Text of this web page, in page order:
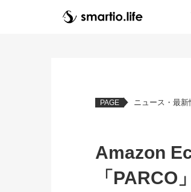
PAGE ニュース・最新
Amazon
「PARCO